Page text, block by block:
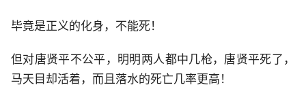
毕竟是正义的化身，不能死！
但对唐贤平不公平，明明两人都中几枪，唐贤平死了，
马天目却活着，而且落水的死亡几率更高！